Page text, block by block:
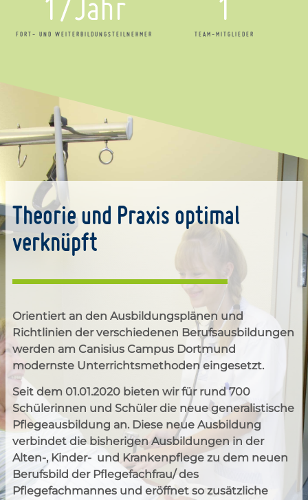
FORT- UND WEITERBILDUNGSTEILNEHMER TEAM-MITGLIEDER
Theorie und Praxis optimal
verknüpft
Orientiert an den Ausbildungsplänen und
Richtlinien der verschiedenen Berufsausbildungen
werden am Canisius Campus Dortmund
modernste Unterrichtsmethoden eingesetzt.
Seit dem 01.01.2020 bieten wir für rund 700
Schülerinnen und Schüler die neue generalistische
Pflegeausbildung an. Diese neue Ausbildung
verbindet die bisherigen Ausbildungen in der
Alten-, Kinder- und Krankenpflege zu dem neuen
Berufsbild der Pflegefachfrau/ des
Pflegefachmannes und eröffnet so zusätzliche